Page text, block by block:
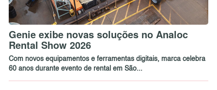
Genie exibe novas soluções no Analoc
Rental Show 2026
Com novos equipamentos e ferramentas digitais, marca celebra
60 anos durante evento de rental em São...